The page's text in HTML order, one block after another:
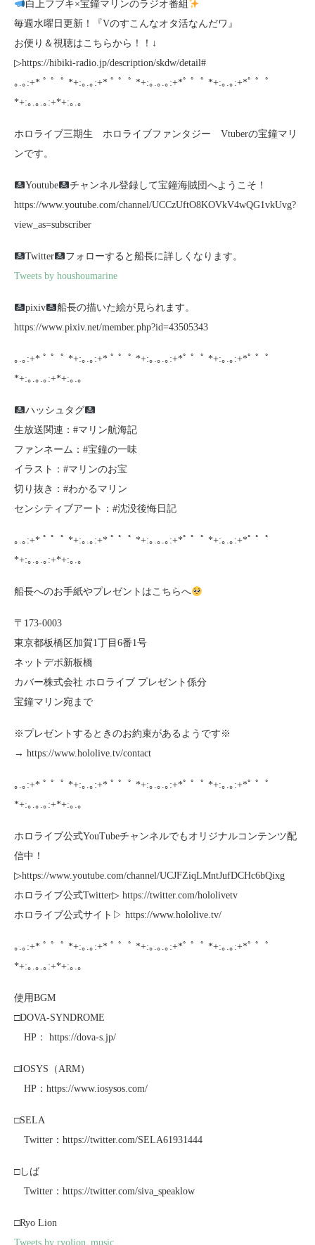
白上フブキ×宝鐘マリンのラジオ番組
毎週水曜日更新！『Vのすこんなオタ活なんだワ』
お便り＆視聴はこちらから！！↓
▷https://hibiki-radio.jp/description/skdw/detail#
｡.｡:+* ﾟ ゜ﾟ *+:｡.｡:+* ﾟ ゜ﾟ *+:｡.｡.｡:+*ﾟ ゜ﾟ *+:｡.｡:+*ﾟ ゜ﾟ
*+:｡.｡.｡:+*+:｡.｡
ホロライブ三期生 ホロライブファンタジー Vtuberの宝鐘マリ
ンです。
Youtube
チャンネル登録して宝鐘海賊団へようこそ！
https://www.youtube.com/channel/UCCzUftO8KOVkV4wQG1vkUvg?
view_as=subscriber
Twitter
フォローすると船長に詳しくなります。
Tweets by houshoumarine
pixiv
船長の描いた絵が見られます。
https://www.pixiv.net/member.php?id=43505343
｡.｡:+* ﾟ ゜ﾟ *+:｡.｡:+* ﾟ ゜ﾟ *+:｡.｡.｡:+*ﾟ ゜ﾟ *+:｡.｡:+*ﾟ ゜ﾟ
*+:｡.｡.｡:+*+:｡.｡
ハッシュタグ
生放送関連：#マリン航海記
ファンネーム：#宝鐘の一味
イラスト：#マリンのお宝
切り抜き：#わかるマリン
センシティブアート：#沈没後悔日記
｡.｡:+* ﾟ ゜ﾟ *+:｡.｡:+* ﾟ ゜ﾟ *+:｡.｡.｡:+*ﾟ ゜ﾟ *+:｡.｡:+*ﾟ ゜ﾟ
*+:｡.｡.｡:+*+:｡.｡
船長へのお手紙やプレゼントはこちらへ
〒173-0003
東京都板橋区加賀1丁目6番1号
ネットデポ新板橋
カバー株式会社 ホロライブ プレゼント係分
宝鐘マリン宛まで
※プレゼントするときのお約束があるようです※
→ https://www.hololive.tv/contact
｡.｡:+* ﾟ ゜ﾟ *+:｡.｡:+* ﾟ ゜ﾟ *+:｡.｡.｡:+*ﾟ ゜ﾟ *+:｡.｡:+*ﾟ ゜ﾟ
*+:｡.｡.｡:+*+:｡.｡
ホロライブ公式YouTubeチャンネルでもオリジナルコンテンツ配
信中！
▷https://www.youtube.com/channel/UCJFZiqLMntJufDCHc6bQixg
ホロライブ公式Twitter▷ https://twitter.com/hololivetv
ホロライブ公式サイト▷ https://www.hololive.tv/
｡.｡:+* ﾟ ゜ﾟ *+:｡.｡:+* ﾟ ゜ﾟ *+:｡.｡.｡:+*ﾟ ゜ﾟ *+:｡.｡:+*ﾟ ゜ﾟ
*+:｡.｡.｡:+*+:｡.｡
使用BGM
□DOVA-SYNDROME
HP： https://dova-s.jp/
□IOSYS（ARM）
HP：https://www.iosysos.com/
□SELA
Twitter：https://twitter.com/SELA61931444
□しば
Twitter：https://twitter.com/siva_speaklow
□Ryo Lion
Tweets by ryolion_music